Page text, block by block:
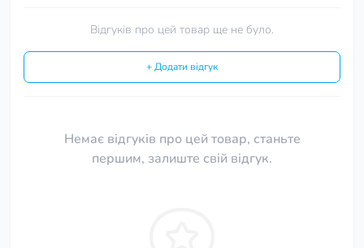
Відгуків про цей товар ще не було.
+ Додати відгук
Немає відгуків про цей товар, станьте
першим, залиште свій відгук.